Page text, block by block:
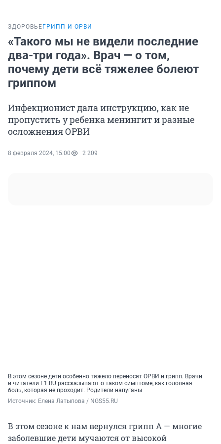
ЗДОРОВЬЕ ГРИПП И ОРВИ
«Такого мы не видели последние
два-три года». Врач — о том,
почему дети всё тяжелее болеют
гриппом
Инфекционист дала инструкцию, как не
пропустить у ребенка менингит и разные
осложнения ОРВИ
8 февраля 2024, 15:00 2 209
В этом сезоне дети особенно тяжело переносят ОРВИ и грипп. Врачи
и читатели E1.RU рассказывают о таком симптоме, как головная
боль, которая не проходит. Родители напуганы
Источник: Елена Латыпова / NGS55.RU
В этом сезоне к нам вернулся грипп A — многие
заболевшие дети мучаются от высокой